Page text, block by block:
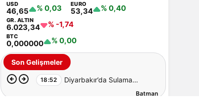
USD
46,65 % 0,03 EURO
53,34 % 0,40
GR. ALTIN
6.023,34 % -1,74
BTC
0,000000 % 0,00
Son Gelişmeler
18:52 Diyarbakır’da Sulama
Batman